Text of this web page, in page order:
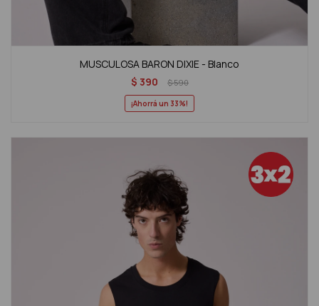
MUSCULOSA BARON DIXIE - Blanco
$ 390 $590
33